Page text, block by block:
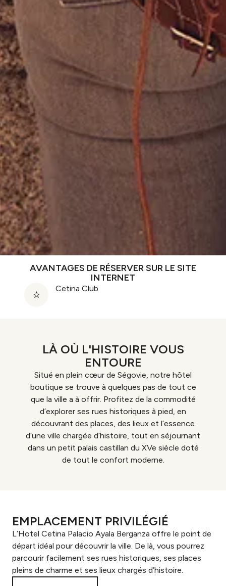
AVANTAGES DE RÉSERVER SUR LE SITE
INTERNET
Cetina Club
LÀ OÙ L'HISTOIRE VOUS
ENTOURE
Situé en plein cœur de Ségovie, notre hôtel
boutique se trouve à quelques pas de tout ce
que la ville a à offrir. Profitez de la commodité
d’explorer ses rues historiques à pied, en
découvrant des places, des lieux et l’essence
d’une ville chargée d’histoire, tout en séjournant
dans un petit palais castillan du XVe siècle doté
de tout le confort moderne.
EMPLACEMENT PRIVILÉGIÉ
L’Hotel Cetina Palacio Ayala Berganza offre le point de
départ idéal pour découvrir la ville. De là, vous pourrez
parcourir facilement ses rues historiques, ses places
pleins de charme et ses lieux chargés d’histoire.